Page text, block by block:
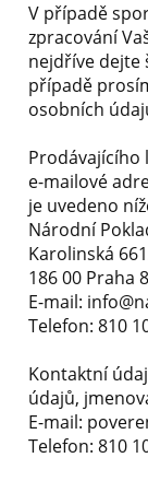
V případě
zpracování
nejdříve dejte
případě
osobních
Prodávajícího
e-mailové
je uvedeno
Národní
Karolinská
186 00 Praha 8
E-mail:
Telefon: 810
Kontaktní
údajů,
E-mail:
Telefon: 810